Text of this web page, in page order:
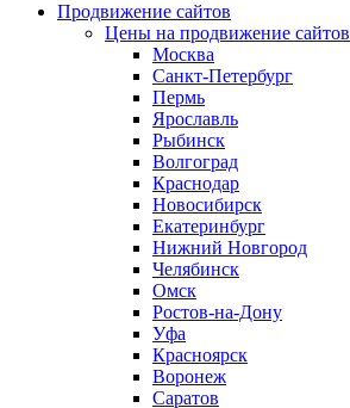
Продвижение сайтов
Цены на продвижение сайтов
Москва
Санкт-Петербург
Пермь
Ярославль
Рыбинск
Волгоград
Краснодар
Новосибирск
Екатеринбург
Нижний Новгород
Челябинск
Омск
Ростов-на-Дону
Уфа
Красноярск
Воронеж
Саратов